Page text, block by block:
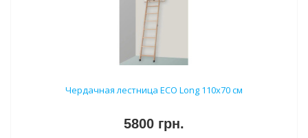
Чердачная лестница ECO Long 110х70 см
5800 грн.